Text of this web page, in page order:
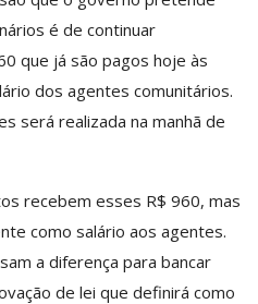
é de continuar
que já são pagos hoje às
dos agentes comunitários.
será realizada na manhã de
recebem esses R$ 960, mas
como salário aos agentes.
a diferença para bancar
de lei que definirá como